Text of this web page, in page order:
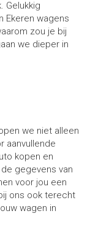
Gelukkig
Ekeren wagens
zou je bij
we dieper in
we niet alleen
aanvullende
kopen en
gegevens van
voor jou een
ons ook terecht
wagen in